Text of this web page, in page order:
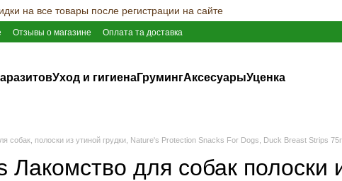
на все товары после регистрации на сайте
Отзывы о магазине Оплата та доставка
Уход и гигиенаГрумингАксесуарыУценка
собак, полоски из утиной грудки, Nature's Protection Snacks For Dogs, Duck Breast Strips 75г
для собак полоски